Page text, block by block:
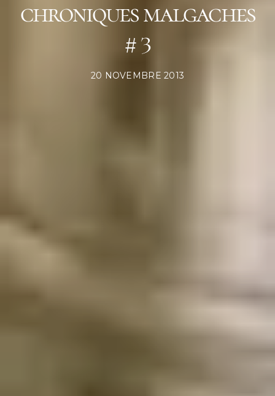
chroniques malgaches
# 3
POSTED
20 NOVEMBRE 2013